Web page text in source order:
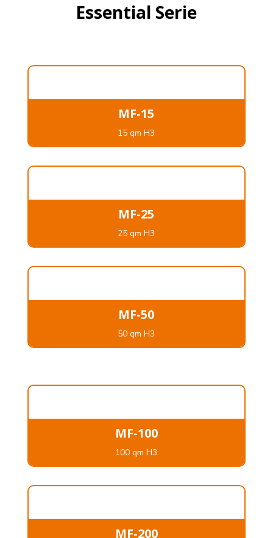
Essential Serie
MF-15
15 qm H3
MF-25
25 qm H3
MF-50
50 qm H3
MF-100
100 qm H3
MF-200